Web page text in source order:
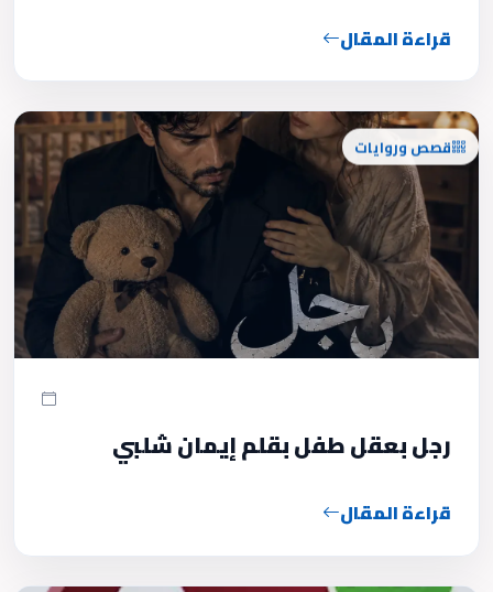
قراءة المقال
قصص وروايات
رجل بعقل طفل بقلم إيمان شلبي
قراءة المقال